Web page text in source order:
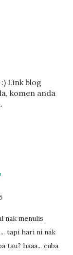
Link blog
komen anda
nak menulis
tapi hari ni nak
tau? haaa... cuba